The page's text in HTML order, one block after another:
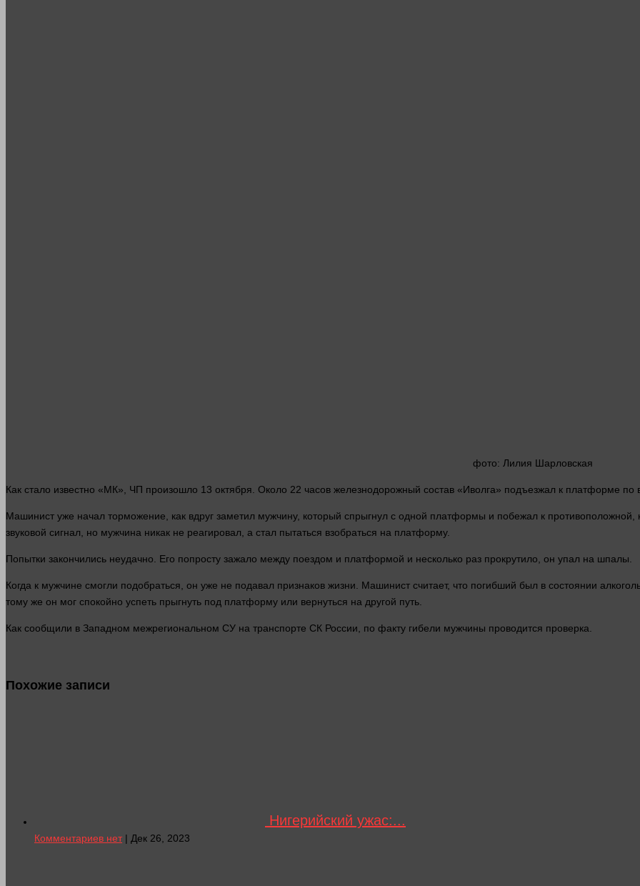
фото: Лилия Шарловская
Как стало известно «МК», ЧП произошло 13 октября. Около 22 часов железнодорожный состав «Иволга» подъезжал к платформе по
Машинист уже начал торможение , как вдруг заметил мужчину, который спрыгнул с одной платформы и побежал к противоположной,
звуковой сигнал, но мужчина никак не реагировал, а стал пытаться взобраться на платформу.
Попытки закончились неудачно. Его попросту зажало между поездом и платформой и несколько раз прокрутило, он упал на шпалы.
Когда к мужчине смогли подобраться, он уже не подавал признаков жизни . Машинист считает, что погибший был в состоянии
тому же он мог спокойно успеть прыгнуть под платформу или вернуться на другой путь.
Как сообщили в Западном межрегиональном СУ на транспорте СК России, по факту гибели мужчины проводится проверка.
Похожие записи
Нигерийский ужас:...
Комментариев нет| Дек 26, 2023